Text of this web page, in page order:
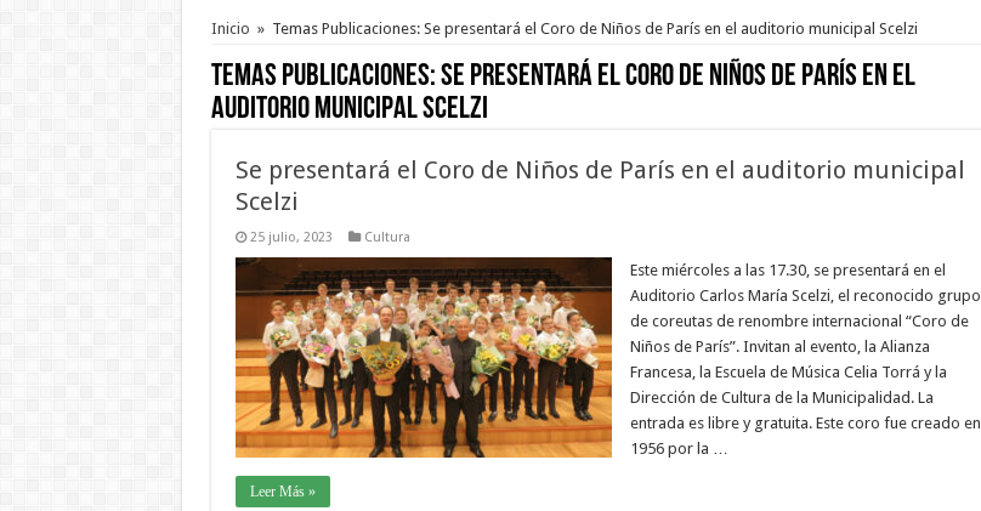
Inicio » Temas Publicaciones: Se presentará el Coro de Niños de París en el auditorio municipal Scelzi
Temas Publicaciones:Se presentará el Coro de Niños de París en el
auditorio municipal Scelzi
Se presentará el Coro de Niños de París en el auditorio municipal
Scelzi
25 julio, 2023 Cultura
Este miércoles a las 17.30, se presentará en el
Auditorio Carlos María Scelzi, el reconocido grupo
de coreutas de renombre internacional “Coro de
Niños de París”. Invitan al evento, la Alianza
Francesa, la Escuela de Música Celia Torrá y la
Dirección de Cultura de la Municipalidad. La
entrada es libre y gratuita. Este coro fue creado en
1956 por la …
Leer Más »